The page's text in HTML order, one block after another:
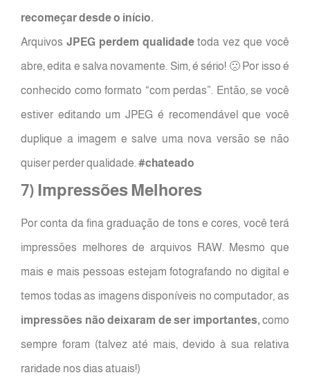
recomeçar desde o início.
Arquivos JPEG perdem qualidadetoda vez que você
abre, edita e salva novamente. Sim, é sério! 🙁 Por isso é
conhecido como formato “com perdas”. Então, se você
estiver editando um JPEG é recomendável que você
duplique a imagem e salve uma nova versão se não
quiser perder qualidade. #chateado
7) Impressões Melhores
Por conta da fina graduação de tons e cores, você terá
impressões melhores de arquivos RAW. Mesmo que
mais e mais pessoas estejam fotografando no digital e
temos todas as imagens disponíveis no computador, as
impressões não deixaram de ser importantes, como
sempre foram (talvez até mais, devido à sua relativa
raridade nos dias atuais!)